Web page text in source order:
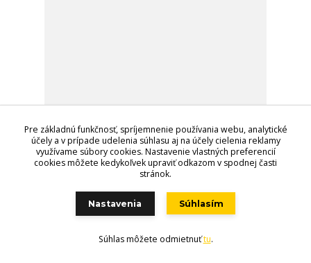
Dvojkrídlová brána so stĺpikmi 4000mm x 1000mm
vr. automatizácie a príslušenstva na montáž
1 208 EUR/ks
982 EURbez DPH
Detail
Pre základnú funkčnosť, spríjemnenie používania webu, analytické
účely a v prípade udelenia súhlasu aj na účely cielenia reklamy
využívame súbory cookies. Nastavenie vlastných preferencií
cookies môžete kedykoľvek upraviť odkazom v spodnej časti
stránok.
Nastavenia Súhlasím
Súhlas môžete odmietnuťtu.